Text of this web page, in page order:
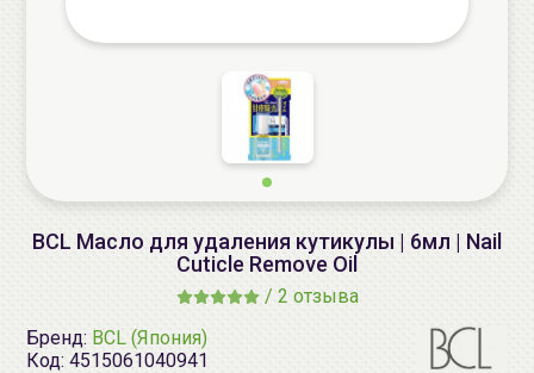
BCL Масло для удаления кутикулы | 6мл | Nail
Cuticle Remove Oil
/ 2 отзыва
Бренд: BCL (Япония)
Код: 4515061040941